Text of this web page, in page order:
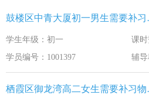
我市2026年春季学期学生资助申
速看！新学期开学安全提示！
致全省中小学生家长的一封信
鼓楼
学生年级：初一
课
学员编号：1001397
辅
栖霞